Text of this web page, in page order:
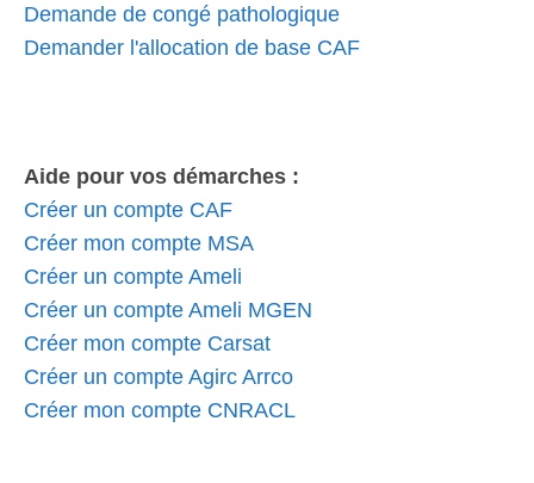
Demande de congé pathologique
Demander l'allocation de base CAF
Aide pour vos démarches :
Créer un compte CAF
Créer mon compte MSA
Créer un compte Ameli
Créer un compte Ameli MGEN
Créer mon compte Carsat
Créer un compte Agirc Arrco
Créer mon compte CNRACL